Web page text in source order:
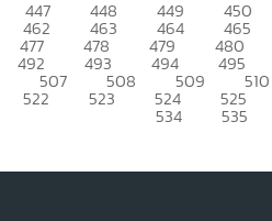
447 448 449 450
462 463 464 465
477 478 479 480
492 493 494 495
507 508 509 510
522 523 524 525
534 535